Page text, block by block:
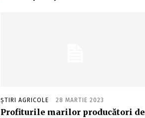
ȘTIRI AGRICOLE 28 MARTIE 2023
Profiturile marilor producători de